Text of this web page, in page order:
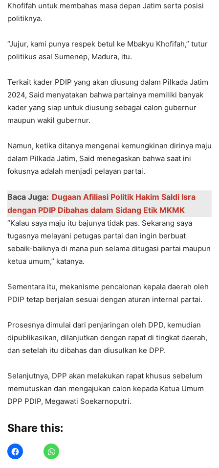
Khofifah untuk membahas masa depan Jatim serta posisi
politiknya.
“Jujur, kami punya respek betul ke Mbakyu Khofifah,” tutur
politikus asal Sumenep, Madura, itu.
Terkait kader PDIP yang akan diusung dalam Pilkada Jatim
2024, Said menyatakan bahwa partainya memiliki banyak
kader yang siap untuk diusung sebagai calon gubernur
maupun wakil gubernur.
Namun, ketika ditanya mengenai kemungkinan dirinya maju
dalam Pilkada Jatim, Said menegaskan bahwa saat ini
fokusnya adalah menjadi pelayan partai.
Baca Juga: Dugaan Afiliasi Politik Hakim Saldi Isra
dengan PDIP Dibahas dalam Sidang Etik MKMK
“Kalau saya maju itu bajunya tidak pas. Sekarang saya
tugasnya melayani petugas partai dan ingin berbuat
sebaik-baiknya di mana pun selama ditugasi partai maupun
ketua umum,” katanya.
Sementara itu, mekanisme pencalonan kepala daerah oleh
PDIP tetap berjalan sesuai dengan aturan internal partai.
Prosesnya dimulai dari penjaringan oleh DPD, kemudian
dipublikasikan, dilanjutkan dengan rapat di tingkat daerah,
dan setelah itu dibahas dan diusulkan ke DPP.
Selanjutnya, DPP akan melakukan rapat khusus sebelum
memutuskan dan mengajukan calon kepada Ketua Umum
DPP PDIP, Megawati Soekarnoputri.
Share this: